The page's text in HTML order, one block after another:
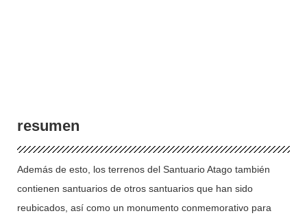
resumen
Además de esto, los terrenos del Santuario Atago también
contienen santuarios de otros santuarios que han sido
reubicados, así como un monumento conmemorativo para